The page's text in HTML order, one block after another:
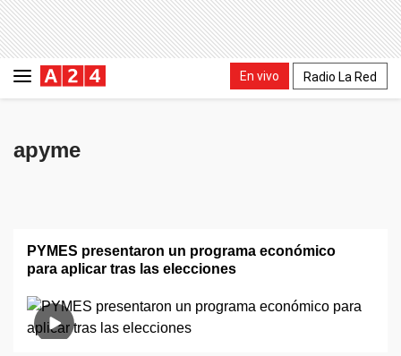
En vivo Radio La Red
apyme
PYMES presentaron un programa económico
para aplicar tras las elecciones